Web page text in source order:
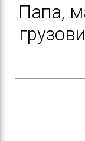
Папа,